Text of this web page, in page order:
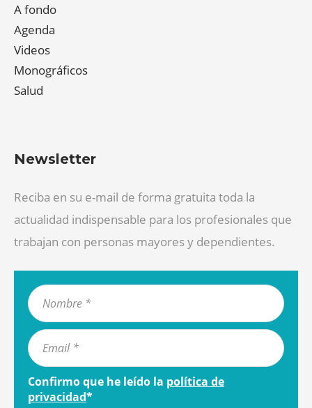
A fondo
Agenda
Videos
Monográficos
Salud
Newsletter
Reciba en su e-mail de forma gratuita toda la
actualidad indispensable para los profesionales que
trabajan con personas mayores y dependientes.
Confirmo que he leído la política de
privacidad*